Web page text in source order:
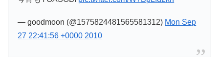
— goodmoon (@1575824481565581312) Mon Sep
27 22:41:56 +0000 2010